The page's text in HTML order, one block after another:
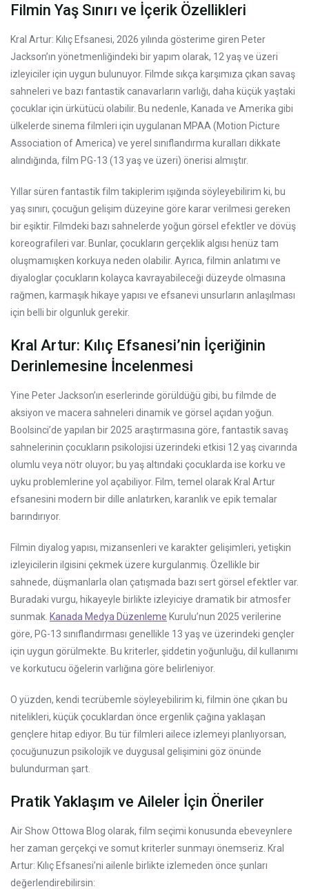
Filmin Yaş Sınırı ve İçerik Özellikleri
Kral Artur: Kılıç Efsanesi, 2026 yılında gösterime giren Peter
Jackson’ın yönetmenliğindeki bir yapım olarak, 12 yaş ve üzeri
izleyiciler için uygun bulunuyor. Filmde sıkça karşımıza çıkan savaş
sahneleri ve bazı fantastik canavarların varlığı, daha küçük yaştaki
çocuklar için ürkütücü olabilir. Bu nedenle, Kanada ve Amerika gibi
ülkelerde sinema filmleri için uygulanan MPAA (Motion Picture
Association of America) ve yerel sınıflandırma kuralları dikkate
alındığında, film PG-13 (13 yaş ve üzeri) önerisi almıştır.
Yıllar süren fantastik film takiplerim ışığında söyleyebilirim ki, bu
yaş sınırı, çocuğun gelişim düzeyine göre karar verilmesi gereken
bir eşiktir. Filmdeki bazı sahnelerde yoğun görsel efektler ve dövüş
koreografileri var. Bunlar, çocukların gerçeklik algısı henüz tam
oluşmamışken korkuya neden olabilir. Ayrıca, filmin anlatımı ve
diyaloglar çocukların kolayca kavrayabileceği düzeyde olmasına
rağmen, karmaşık hikaye yapısı ve efsanevi unsurların anlaşılması
için belli bir olgunluk gerekir.
Kral Artur: Kılıç Efsanesi’nin İçeriğinin
Derinlemesine İncelenmesi
Yine Peter Jackson’ın eserlerinde görüldüğü gibi, bu filmde de
aksiyon ve macera sahneleri dinamik ve görsel açıdan yoğun.
Boolsinci’de yapılan bir 2025 araştırmasına göre, fantastik savaş
sahnelerinin çocukların psikolojisi üzerindeki etkisi 12 yaş civarında
olumlu veya nötr oluyor; bu yaş altındaki çocuklarda ise korku ve
uyku problemlerine yol açabiliyor. Film, temel olarak Kral Artur
efsanesini modern bir dille anlatırken, karanlık ve epik temalar
barındırıyor.
Filmin diyalog yapısı, mizansenleri ve karakter gelişimleri, yetişkin
izleyicilerin ilgisini çekmek üzere kurgulanmış. Özellikle bir
sahnede, düşmanlarla olan çatışmada bazı sert görsel efektler var.
Buradaki vurgu, hikayeyle birlikte izleyiciye dramatik bir atmosfer
sunmak. Kanada Medya Düzenleme Kurulu’nun 2025 verilerine
göre, PG-13 sınıflandırması genellikle 13 yaş ve üzerindeki gençler
için uygun görülmekte. Bu kriterler, şiddetin yoğunluğu, dil kullanımı
ve korkutucu öğelerin varlığına göre belirleniyor.
O yüzden, kendi tecrübemle söyleyebilirim ki, filmin öne çıkan bu
nitelikleri, küçük çocuklardan önce ergenlik çağına yaklaşan
gençlere hitap ediyor. Bu tür filmleri ailece izlemeyi planlıyorsan,
çocuğunuzun psikolojik ve duygusal gelişimini göz önünde
bulundurman şart.
Pratik Yaklaşım ve Aileler İçin Öneriler
Air Show Ottowa Blog olarak, film seçimi konusunda ebeveynlere
her zaman gerçekçi ve somut kriterler sunmayı önemseriz. Kral
Artur: Kılıç Efsanesi’ni ailenle birlikte izlemeden önce şunları
değerlendirebilirsin: